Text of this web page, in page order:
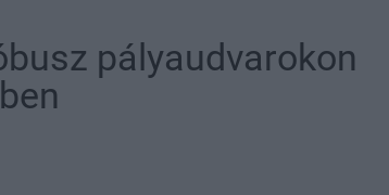
pályaudvarokon